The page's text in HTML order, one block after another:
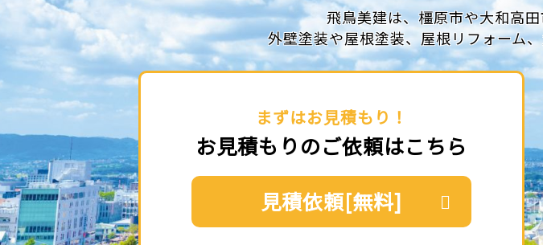
飛鳥美建は、橿原市や大和高
外壁塗装や屋根塗装、屋根リフォーム、
まずはお見積もり！
お見積もりのご依頼はこちら
見積依頼[無料]